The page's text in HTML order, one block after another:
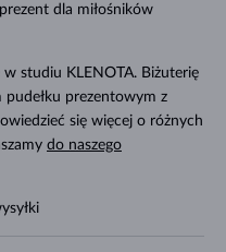
dla miłośników
studiu KLENOTA. Biżuterię
prezentowym z
się więcej o różnych
do naszego